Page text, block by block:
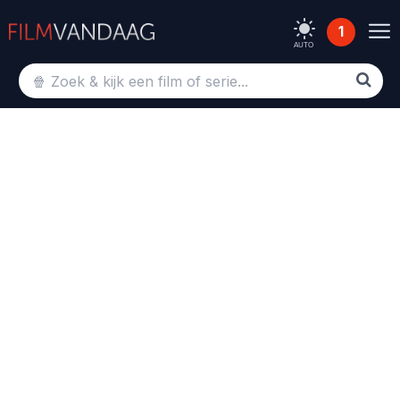
AUTO
1